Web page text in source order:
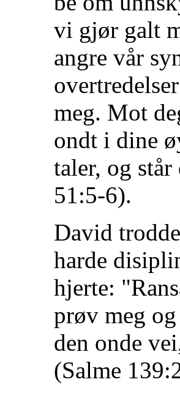
vi gjør galt
angre vår
meg. Mot
ondt i dine
taler, og
51:5-6).
David
harde
hjerte:
prøv meg
den onde
(Salme